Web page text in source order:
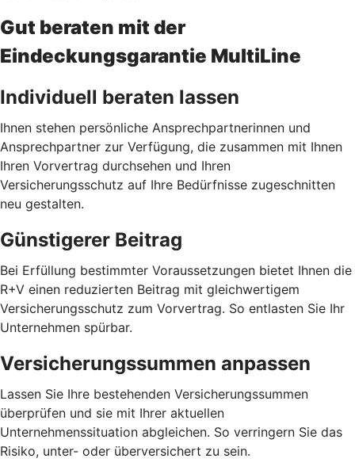
Gut beraten mit der
Eindeckungsgarantie MultiLine
Individuell beraten lassen
Ihnen stehen persönliche Ansprechpartnerinnen und
Ansprechpartner zur Verfügung, die zusammen mit Ihnen
Ihren Vorvertrag durchsehen und Ihren
Versicherungsschutz auf Ihre Bedürfnisse zugeschnitten
neu gestalten.
Günstigerer Beitrag
Bei Erfüllung bestimmter Voraussetzungen bietet Ihnen die
R+V einen reduzierten Beitrag mit gleichwertigem
Versicherungsschutz zum Vorvertrag. So entlasten Sie Ihr
Unternehmen spürbar.
Versicherungssummen anpassen
Lassen Sie Ihre bestehenden Versicherungssummen
überprüfen und sie mit Ihrer aktuellen
Unternehmenssituation abgleichen. So verringern Sie das
Risiko, unter- oder überversichert zu sein.